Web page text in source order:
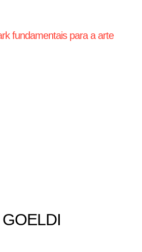
fundamentais para a arte